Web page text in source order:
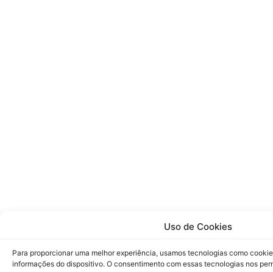
Uso de Cookies
Para proporcionar uma melhor experiência, usamos tecnologias como
informações do dispositivo. O consentimento com essas tecnologias nos